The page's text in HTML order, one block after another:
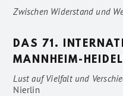
Zwischen Widerstand und
DAS 71.
MANNHEIM-
Lust auf Vielfalt und
Nierlin